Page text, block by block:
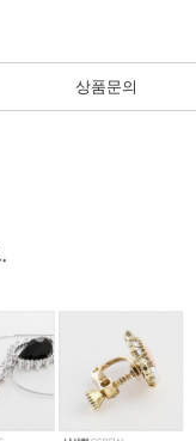
상품문의